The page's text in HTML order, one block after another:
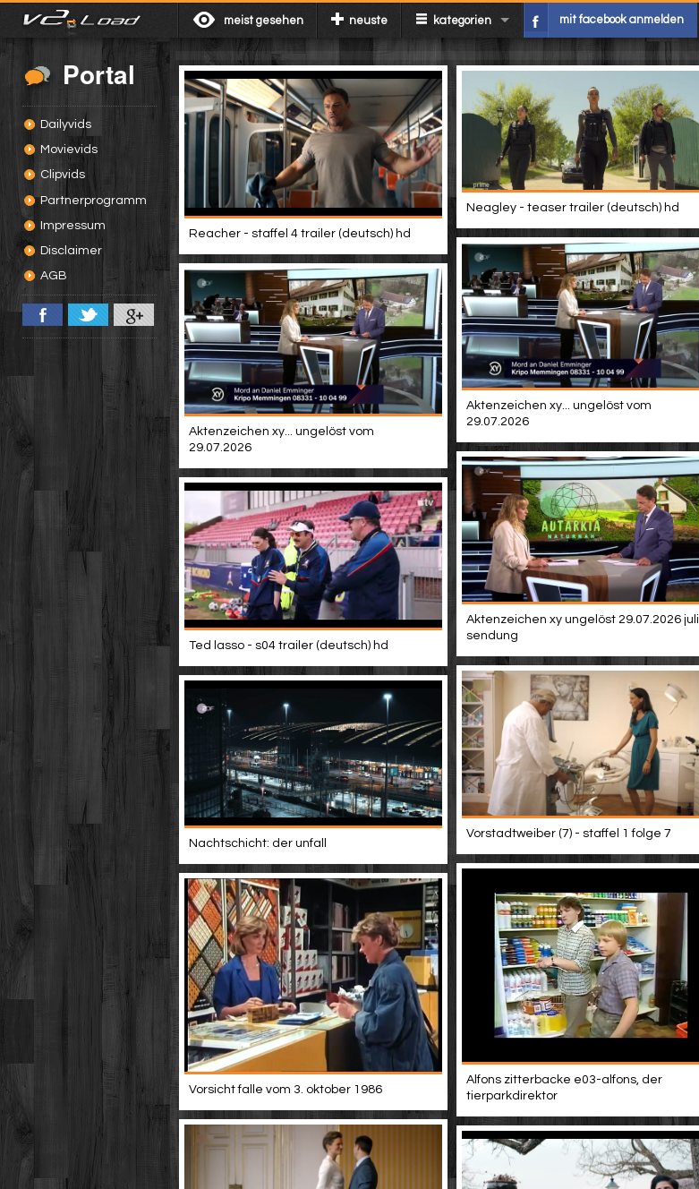
meist gesehen neuste kategorien mit facebook anmelden
Portal
Dailyvids
Movievids
Clipvids
Partnerprogramm
Impressum
Disclaimer
AGB
Reacher - staffel 4 trailer (deutsch) hd
Neagley - teaser trailer (deutsch) hd
Aktenzeichen xy... ungelöst vom
29.07.2026
Aktenzeichen xy... ungelöst vom
29.07.2026
Aktenzeichen xy ungelöst 29.07.2026 juli
sendung
Ted lasso - s04 trailer (deutsch) hd
Vorstadtweiber (7) - staffel 1 folge 7
Nachtschicht: der unfall
Alfons zitterbacke e03-alfons, der
tierparkdirektor
Vorsicht falle vom 3. oktober 1986